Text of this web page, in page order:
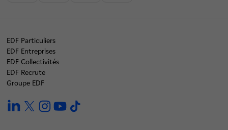
EDF Particuliers
EDF Entreprises
EDF Collectivités
EDF Recrute
Groupe EDF
linkedintwitterinstagramyoutube